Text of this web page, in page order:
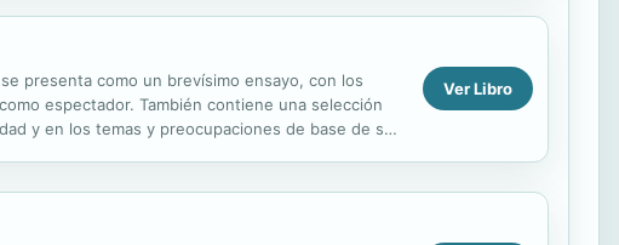
presenta como un brevísimo ensayo, con los
espectador. También contiene una selección
y en los temas y preocupaciones de base de su
Ver Libro